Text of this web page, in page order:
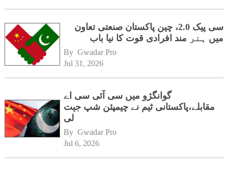
سی پیک 2.0، چین پاکستان صنعتی تعاون
میں ہنر مند افرادی قوت کا نیا باب
By Gwadar Pro
Jul 31, 2026
گوانگژو میں سی آئی سی اے
مقابلے،پاکستانی ٹیم نے چیمپئن شپ جیت
لی
By Gwadar Pro
Jul 6, 2026